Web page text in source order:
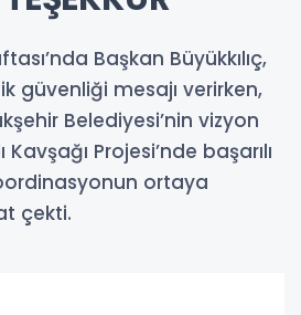
Başkan Büyükkılıç,
güvenliği mesajı verirken,
Belediyesi’nin vizyon
Kavşağı Projesi’nde başarılı
ortaya
çekti.